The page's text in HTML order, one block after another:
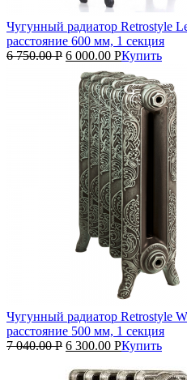
Чугунный радиатор Retrostyle
расстояние 600 мм, 1 секция
6 750.00Р 6 000.00 РКупить
Чугунный радиатор Retrostyle
расстояние 500 мм, 1 секция
7 040.00Р 6 300.00 РКупить